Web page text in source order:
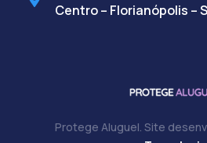
Centro – Florianópolis –
Protege Aluguel. Site